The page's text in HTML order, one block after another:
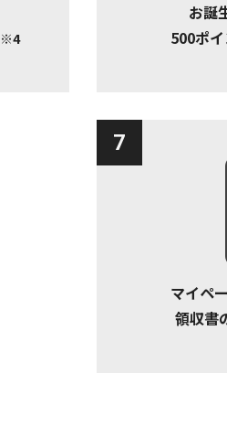
※4
お誕
500ポ
7
マイペ
領収書